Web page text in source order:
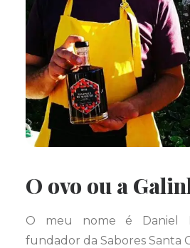
O ovo ou a
O meu nome é Daniel
fundador da Sabores Santa